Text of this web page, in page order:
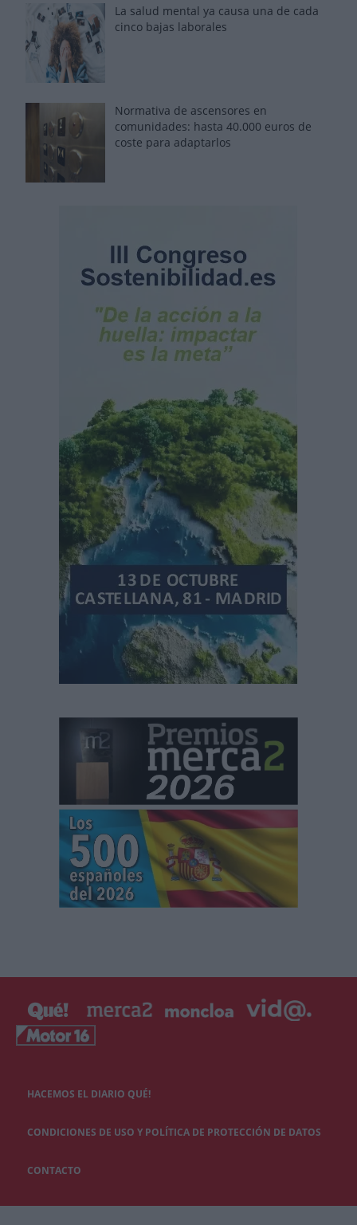
La salud mental ya causa una de cada
cinco bajas laborales
Normativa de ascensores en
comunidades: hasta 40.000 euros de
coste para adaptarlos
HACEMOS EL DIARIO QUÉ!
CONDICIONES DE USO Y POLÍTICA DE PROTECCIÓN DE DATOS
CONTACTO